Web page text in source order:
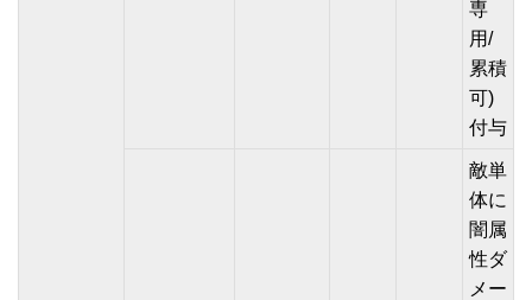
専
用/
累積
可)
付与
敵単
体に
闇属
性ダ
メー